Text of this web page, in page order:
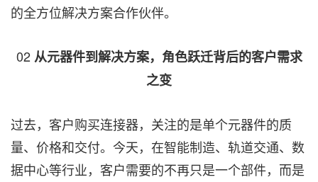
的全方位解决方案合作伙伴。
02从元器件到解决方案，角色跃迁背后的客户需求
之变
过去，客户购买连接器，关注的是单个元器件的质
量、价格和交付。今天，在智能制造、轨道交通、数
据中心等行业，客户需要的不再只是一个部件，而是